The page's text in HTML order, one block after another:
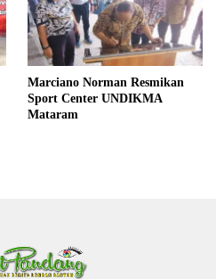
Marciano Norman Resmikan
Sport Center UNDIKMA
Mataram